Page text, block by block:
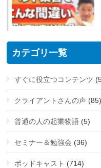
カテゴリ一覧
すぐに役立つコンテンツ
クライアントさんの声 (85)
普通の人の起業物語 (5)
セミナー＆勉強会 (36)
ポッドキャスト (714)